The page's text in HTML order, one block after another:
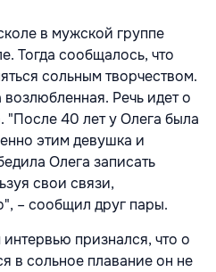
в мужской группе
Тогда сообщалось, что
сольным творчеством.
Речь идет о
"После 40 лет у Олега была
этим девушка и
Олега записать
свои связи,
– сообщил друг пары.
признался, что о
в сольное плавание он не